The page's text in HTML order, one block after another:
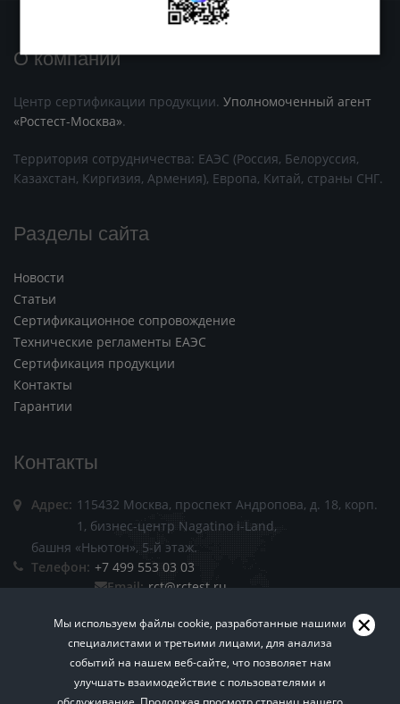
Мы используем файлы cookie, разработанные нашими
специалистами и третьими лицами, для анализа
событий на нашем веб-сайте, что позволяет нам
улучшать взаимодействие с пользователями и
О компании
Центр сертификации продукции. Уполномоченный агент
«Ростест-Москва».
Территория сотрудничества: ЕАЭС (Россия, Белоруссия,
Казахстан, Киргизия, Армения), Европа, Китай, страны СНГ.
Разделы сайта
Новости
Статьи
Сертификационное сопровождение
Технические регламенты ЕАЭС
Сертификация продукции
Контакты
Гарантии
Контакты
Адрес: 115432 Москва, проспект Андропова, д. 18, корп.
1, бизнес-центр Nagatino i-Land,
башня «Ньютон», 5-й этаж.
Телефон: +7 499 553 03 03
Email: rct@rctest.ru